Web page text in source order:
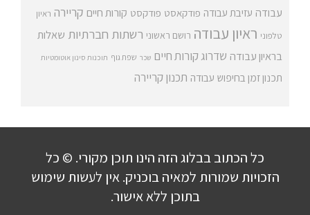
עבודה עזיבת עבודה פודקאסט פודקסט קורות חיים קריירה ראיון
טלפוני ראיון עבודה רושם ראשוני רשתות חברתיות שאלות
בראיון עבודה שדרוג קורות חיים שכר שפת גוף תוכנות סינון אוטומטיות
תכנון זמן בחיפוש עבודה תכנון קריירה
כל הכתוב בבלוג הזה הינו תוכן מקורי. © כל
הזכויות שמורות למאיה בוכניק. אין לעשות שימוש
בתוכן ללא אישור.